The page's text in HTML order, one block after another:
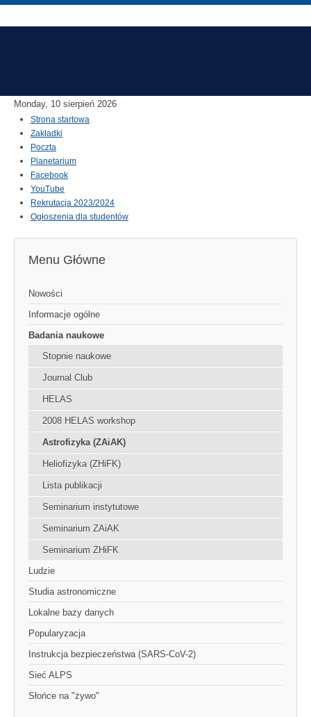
Monday, 10 sierpień 2026
Strona startowa
Zakładki
Poczta
Planetarium
Facebook
YouTube
Rekrutacja 2023/2024
Ogłoszenia dla studentów
Menu Główne
Nowości
Informacje ogólne
Badania naukowe
Stopnie naukowe
Journal Club
HELAS
2008 HELAS workshop
Astrofizyka (ZAiAK)
Heliofizyka (ZHiFK)
Lista publikacji
Seminarium instytutowe
Seminarium ZAiAK
Seminarium ZHiFK
Ludzie
Studia astronomiczne
Lokalne bazy danych
Popularyzacja
Instrukcja bezpieczeństwa (SARS-CoV-2)
Sieć ALPS
Słońce na "żywo"